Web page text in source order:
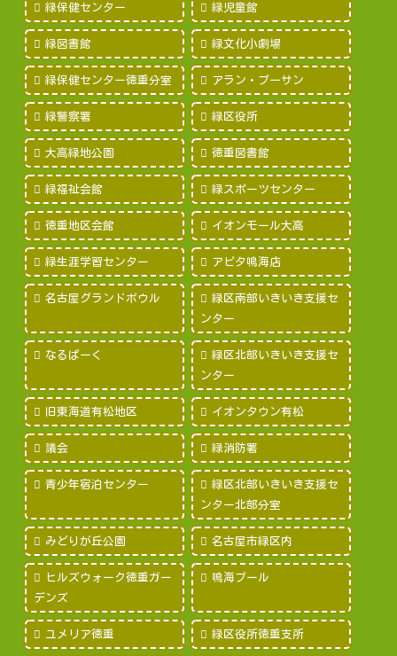
緑保健センター 緑児童館
緑図書館 緑文化小劇場
緑保健センター徳重分室 アラン・プーサン
緑警察署 緑区役所
大高緑地公園 徳重図書館
緑福祉会館 緑スポーツセンター
徳重地区会館 イオンモール大高
緑生涯学習センター アピタ鳴海店
名古屋グランドボウル
緑区南部いきいき支援セ
ンター
なるぱーく
緑区北部いきいき支援セ
ンター
旧東海道有松地区 イオンタウン有松
議会 緑消防署
青少年宿泊センター
緑区北部いきいき支援セ
ンター北部分室
みどりが丘公園 名古屋市緑区内
ヒルズウォーク徳重ガー
デンズ
鳴海プール
ユメリア徳重 緑区役所徳重支所